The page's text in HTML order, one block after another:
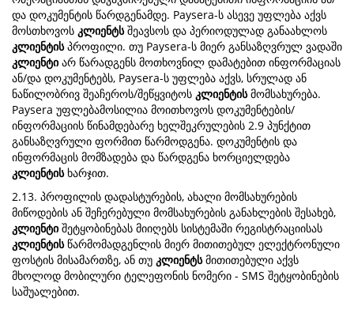
და დოკუმენტის წარდგენამდე. Paysera-ს ასევე უფლება აქვს
მოსთხოვოს კლიენტსშეავსოს და პერიოდულად განაახლოს
კლიენტისპროფილი. თუ Paysera-ს მიერ განსაზღვრულ ვადაში
კლიენტი არ წარადგენს მოთხოვნილ დამატებით ინფორმაციას
ან/და დოკუმენტებს, Paysera-ს უფლება აქვს, სრულად ან
ნაწილობრივ შეაჩეროს/შეწყვიტოს კლიენტისმომსახურება.
Paysera უფლებამოსილია მოითხოვოს დოკუმენტების/
ინფორმაციის წინამდებარე ხელშეკრულების 2.9 პუნქტით
განსაზღვრული ფორმით წარმოდგენა. დოკუმენტის და
ინფორმაცის მომზადება და წარდგენა ხორციელდება
კლიენტისხარჯით.
2.13. პროფილის დადასტურების, ახალი მომსახურების
მიწოდების ან შეჩერებული მომსახურების განახლების შესახებ,
კლიენტი შეტყობინებას მიიღებს სისტემაში რეგისტრაციისას
კლიენტისწარმომადგენლის მიერ მითითებულ ელექტრონული
ფოსტის მისამართზე, ან თუ კლიენტსმითითებული აქვს
მხოლოდ მობილური ტელეფონის ნომერი - SMS შეტყობინების
საშუალებით.